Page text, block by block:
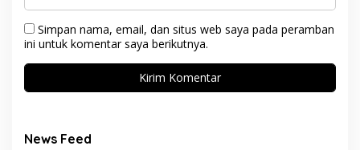
Simpan nama, email, dan situs web saya pada peramban
ini untuk komentar saya berikutnya.
News Feed